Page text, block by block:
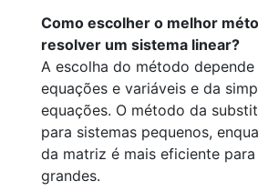
Como escolher o melhor
resolver um sistema linear?
A escolha do método
equações e variáveis e da
equações. O método da
para sistemas pequenos,
da matriz é mais eficiente
grandes.